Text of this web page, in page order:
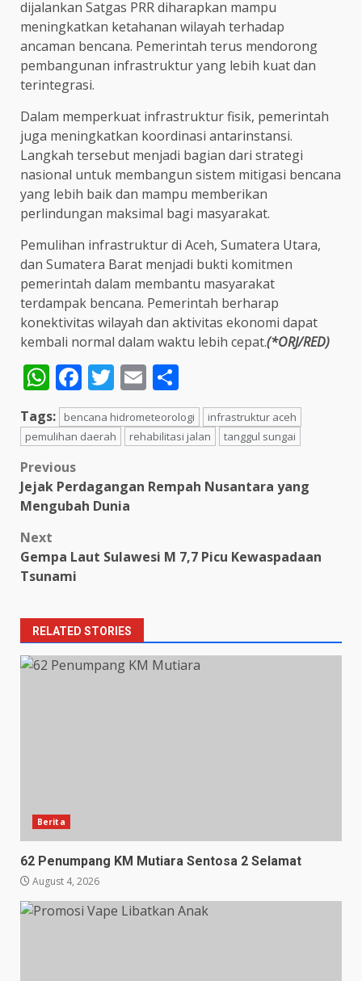
dijalankan Satgas PRR diharapkan mampu
meningkatkan ketahanan wilayah terhadap
ancaman bencana. Pemerintah terus mendorong
pembangunan infrastruktur yang lebih kuat dan
terintegrasi.
Dalam memperkuat infrastruktur fisik, pemerintah
juga meningkatkan koordinasi antarinstansi.
Langkah tersebut menjadi bagian dari strategi
nasional untuk membangun sistem mitigasi bencana
yang lebih baik dan mampu memberikan
perlindungan maksimal bagi masyarakat.
Pemulihan infrastruktur di Aceh, Sumatera Utara,
dan Sumatera Barat menjadi bukti komitmen
pemerintah dalam membantu masyarakat
terdampak bencana. Pemerintah berharap
konektivitas wilayah dan aktivitas ekonomi dapat
kembali normal dalam waktu lebih cepat.(*ORJ/RED)
WhatsApp
Facebook
Twitter
Email
Tags: bencana hidrometeorologi
infrastruktur aceh
pemulihan daerah
rehabilitasi jalan tanggul sungai
Post
navigation
Previous
Jejak Perdagangan Rempah Nusantara yang
Mengubah Dunia
Next
Gempa Laut Sulawesi M 7,7 Picu Kewaspadaan
Tsunami
RELATED STORIES
Berita
62 Penumpang KM Mutiara Sentosa 2 Selamat
August 4, 2026